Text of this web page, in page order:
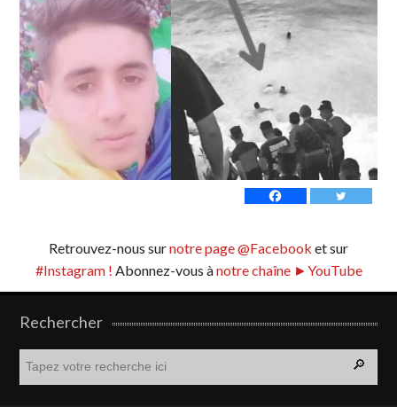
Retrouvez-nous surnotre page @Facebook et sur
#Instagram ! Abonnez-vous ànotre chaîne ►YouTube
Rechercher